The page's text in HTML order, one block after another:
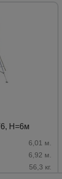
Н=6м
6,01 м.
6,92 м.
56,3 кг.